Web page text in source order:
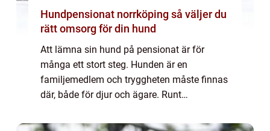
Hundpensionat norrköping så väljer du
rätt omsorg för din hund
Att lämna sin hund på pensionat är för
många ett stort steg. Hunden är en
familjemedlem och tryggheten måste finnas
där, både för djur och ägare. Runt
skillnaden mellan olika pensionat kan vara